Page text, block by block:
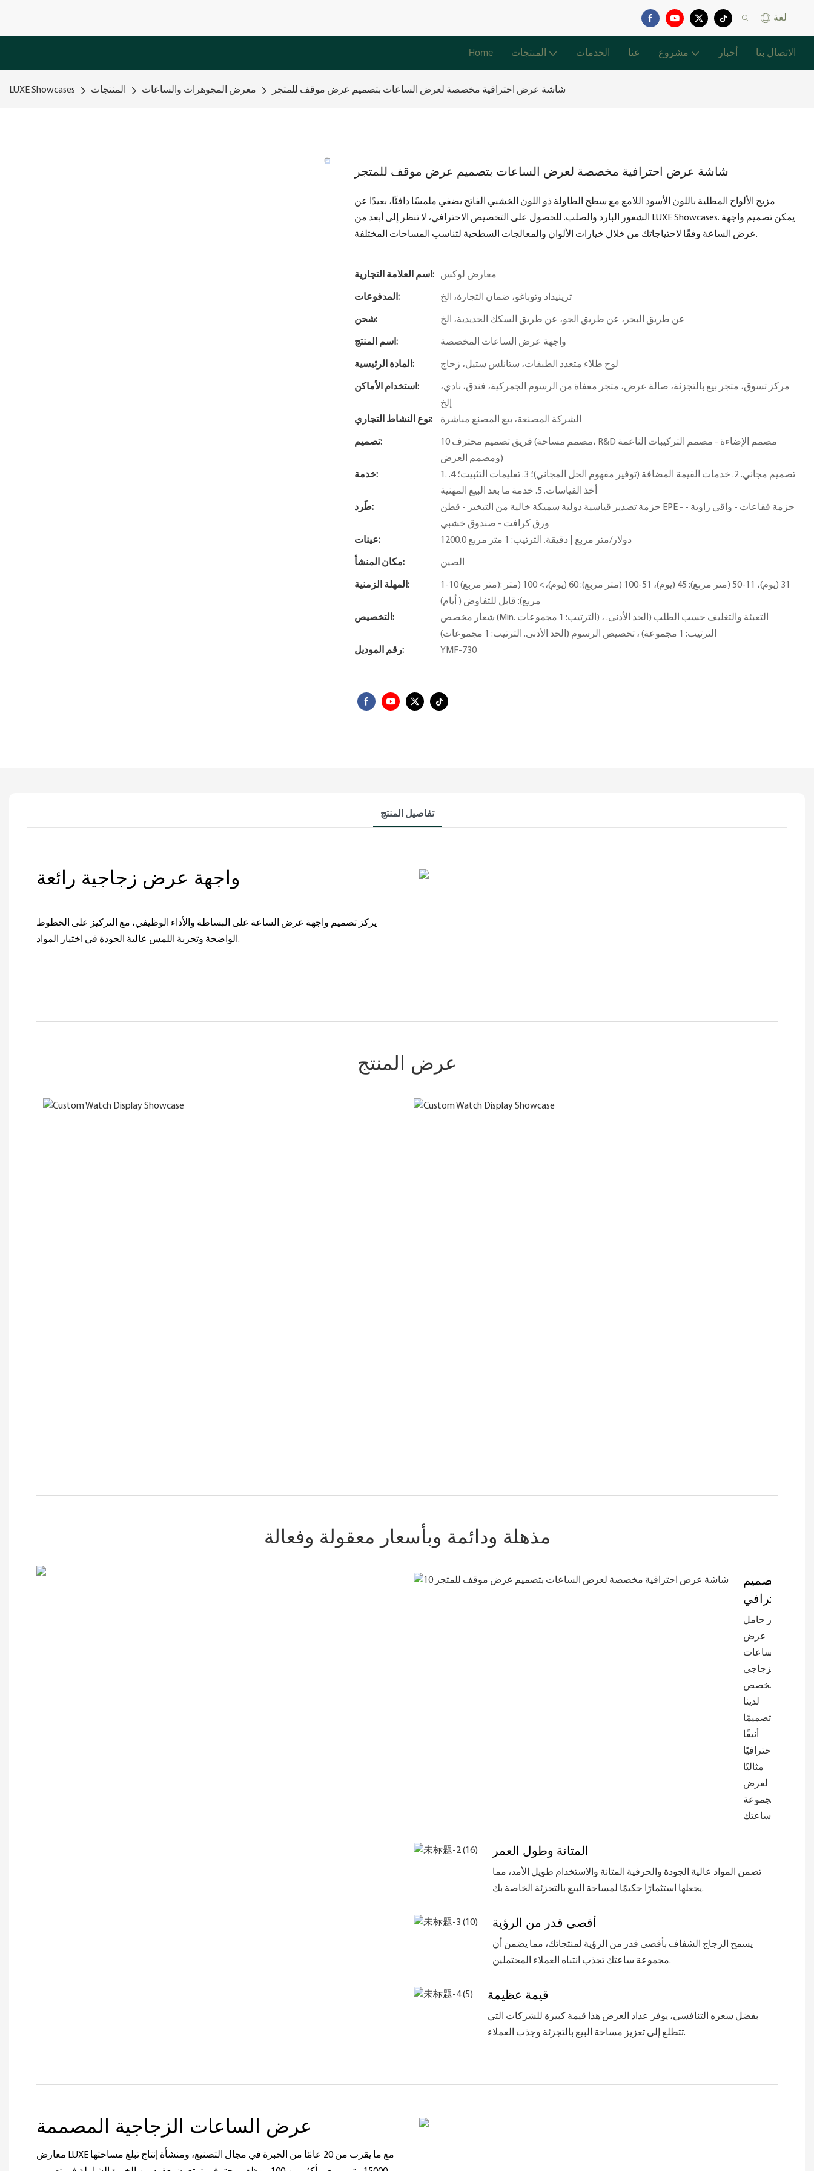
لغة
Home المنتجات الخدمات عنا مشروع أخبار الاتصال بنا
LUXE Showcases المنتجات معرض المجوهرات والساعات شاشة عرض احترافية مخصصة لعرض الساعات بتصميم عرض موقف للمتجر
شاشة عرض احترافية مخصصة لعرض الساعات بتصميم عرض موقف للمتجر
مزيج الألواح المطلية باللون الأسود اللامع مع سطح الطاولة ذو اللون الخشبي الفاتح يضفي ملمسًا دافئًا، بعيدًا عن
الشعور البارد والصلب. للحصول على التخصيص الاحترافي، لا تنظر إلى أبعد من LUXE Showcases. يمكن تصميم واجهة
عرض الساعة وفقًا لاحتياجاتك من خلال خيارات الألوان والمعالجات السطحية لتناسب المساحات المختلفة.
اسم العلامة التجارية: معارض لوكس
المدفوعات: ترينيداد وتوباغو، ضمان التجارة، الخ
شحن: عن طريق البحر، عن طريق الجو، عن طريق السكك الحديدية، الخ
اسم المنتج: واجهة عرض الساعات المخصصة
المادة الرئيسية: لوح طلاء متعدد الطبقات، ستانلس ستيل، زجاج
استخدام الأماكن:
مركز تسوق، متجر بيع بالتجزئة، صالة عرض، متجر معفاة من الرسوم الجمركية، فندق، نادي،
إلخ
نوع النشاط التجاري:
الشركة المصنعة، بيع المصنع مباشرة
تصميم:
10 فريق تصميم محترف (مصمم مساحة، R&D مصمم الإضاءة - مصمم التركيبات الناعمة
ومصمم العرض)
خدمة:
1. تصميم مجاني. 2. خدمات القيمة المضافة (توفير مفهوم الحل المجاني)؛ 3. تعليمات التثبيت؛ 4.
أخذ القياسات. 5. خدمة ما بعد البيع المهنية
طَرد:
حزمة تصدير قياسية دولية سميكة خالية من التبخير - قطن EPE - حزمة فقاعات - واقي زاوية -
ورق كرافت - صندوق خشبي
عينات:
1200.0 دولار/متر مربع | دقيقة. الترتيب: 1 متر مربع
مكان المنشأ: الصين
المهلة الزمنية:
1-10 (متر مربع): 31 (يوم)، 11-50 (متر مربع): 45 (يوم)، 51-100 (متر مربع): 60 (يوم)،> 100 (متر
مربع): قابل للتفاوض ( أيام)
التخصيص:
شعار مخصص (Min. الترتيب: 1 مجموعات) ، التعبئة والتغليف حسب الطلب (الحد الأدنى.
الترتيب: 1 مجموعة) ، تخصيص الرسوم (الحد الأدنى. الترتيب: 1 مجموعات)
رقم الموديل:
YMF-730
تفاصيل المنتج
واجهة عرض زجاجية رائعة
يركز تصميم واجهة عرض الساعة على البساطة والأداء الوظيفي، مع التركيز على الخطوط
الواضحة وتجربة اللمس عالية الجودة في اختيار المواد.
عرض المنتج
مذهلة ودائمة وبأسعار معقولة وفعالة
تصميم
احترافي
يوفر حامل
عرض
الساعات
الزجاجي
المخصص
لدينا
تصميمًا
أنيقًا
واحترافيًا
مثاليًا
لعرض
مجموعة
المتانة وطول العمر
تضمن المواد عالية الجودة والحرفية المتانة والاستخدام طويل الأمد، مما
يجعلها استثمارًا حكيمًا لمساحة البيع بالتجزئة الخاصة بك.
أقصى قدر من الرؤية
يسمح الزجاج الشفاف بأقصى قدر من الرؤية لمنتجاتك، مما يضمن أن
مجموعة ساعتك تجذب انتباه العملاء المحتملين.
قيمة عظيمة
بفضل سعره التنافسي، يوفر عداد العرض هذا قيمة كبيرة للشركات التي
تتطلع إلى تعزيز مساحة البيع بالتجزئة وجذب العملاء.
عرض الساعات الزجاجية المصممة
معارض LUXE مع ما يقرب من 20 عامًا من الخبرة في مجال التصنيع، ومنشأة إنتاج تبلغ مساحتها